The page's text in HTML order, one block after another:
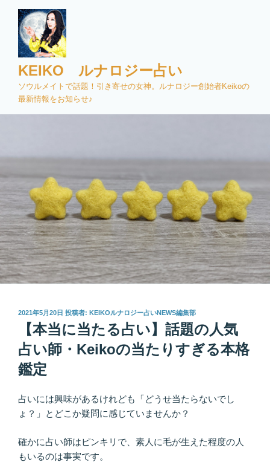
KEIKO ルナロジー占い
ソウルメイトで話題！引き寄せの女神。ルナロジー創始者Keikoの
最新情報をお知らせ♪
投
2021年5月20日 投稿者: KEIKOルナロジー占いNEWS編集部
【本当に当たる占い】話題の人気
占い師・Keikoの当たりすぎる本格
鑑定
占いには興味があるけれども「どうせ当たらないでし
ょ？」とどこか疑問に感じていませんか？
確かに占い師はピンキリで、素人に毛が生えた程度の人
もいるのは事実です。